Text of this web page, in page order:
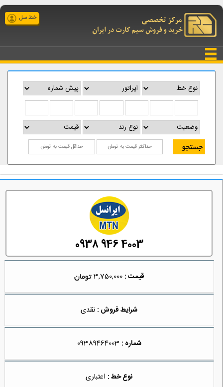
خط سل
0938 946 4003
قیمت : 3,750,000
شرایط فروش : نقدی
شماره : 09389464003
نوع خط : اعتباری